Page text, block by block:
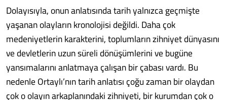
Dolayısıyla, onun anlatısında tarih yalnızca geçmişte
yaşanan olayların kronolojisi değildi. Daha çok
medeniyetlerin karakterini, toplumların zihniyet dünyasını
ve devletlerin uzun süreli dönüşümlerini ve bugüne
yansımalarını anlatmaya çalışan bir çabası vardı. Bu
nedenle Ortaylı’nın tarih anlatısı çoğu zaman bir olaydan
çok o olayın arkaplanındaki zihniyeti, bir kurumdan çok o